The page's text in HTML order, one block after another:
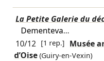
La Petite Galerie du
Dementeva…
10/12 [1 rep.]
Musée
d’Oise (Guiry-en-Vexin)